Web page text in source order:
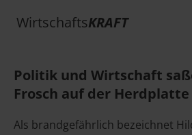
WirtschaftsKRAFT
Politik und Wirtschaft
Frosch auf der Herdplatte
Als brandgefährlich bezeichnet